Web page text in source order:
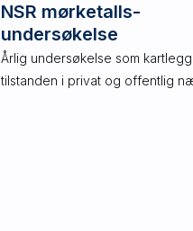
NSR mørketalls-
undersøkelse
Årlig undersøkelse som
tilstanden i privat og offentlig